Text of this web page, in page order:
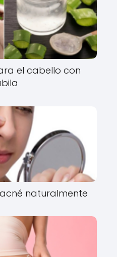
el cabello con
naturalmente